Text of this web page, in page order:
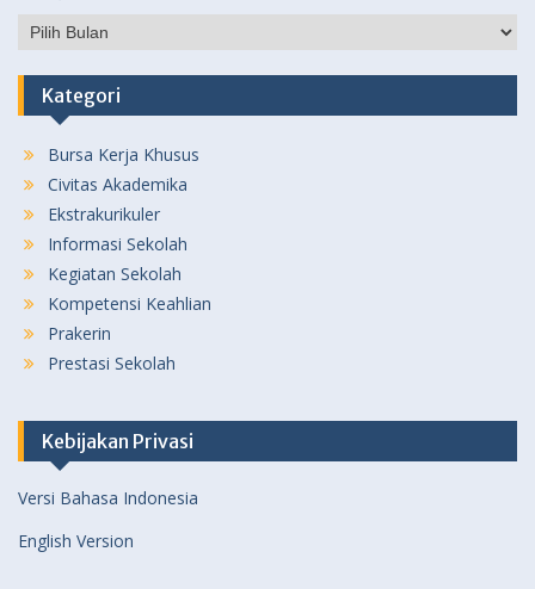
Pos
Kategori
Bursa Kerja Khusus
Civitas Akademika
Ekstrakurikuler
Informasi Sekolah
Kegiatan Sekolah
Kompetensi Keahlian
Prakerin
Prestasi Sekolah
Kebijakan Privasi
Versi Bahasa Indonesia
English Version